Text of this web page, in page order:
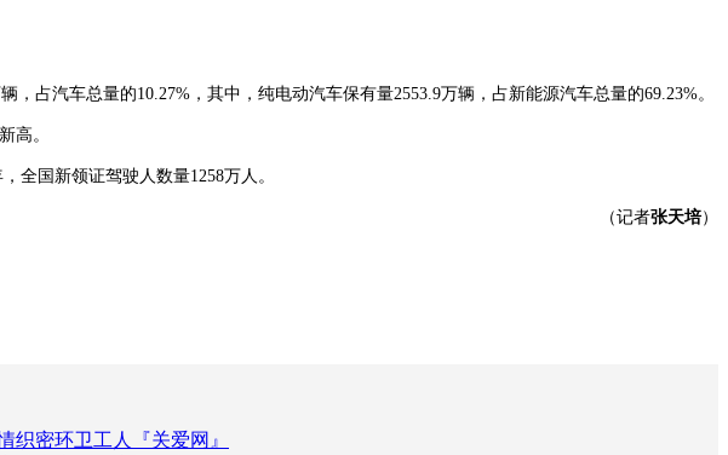
汽车总量的10.27%，其中，纯电动汽车保有量2553.9万辆，占新能源汽车总量的69.23%。
高。
国新领证驾驶人数量1258万人。
（记者张天培）
织密环卫工人『关爱网』